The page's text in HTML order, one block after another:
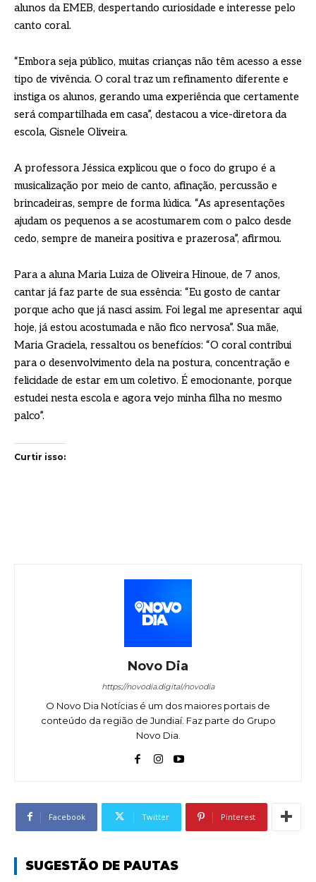
alunos da EMEB, despertando curiosidade e interesse pelo
canto coral.
“Embora seja público, muitas crianças não têm acesso a esse
tipo de vivência. O coral traz um refinamento diferente e
instiga os alunos, gerando uma experiência que certamente
será compartilhada em casa”, destacou a vice-diretora da
escola, Gisnele Oliveira.
A professora Jéssica explicou que o foco do grupo é a
musicalização por meio de canto, afinação, percussão e
brincadeiras, sempre de forma lúdica. “As apresentações
ajudam os pequenos a se acostumarem com o palco desde
cedo, sempre de maneira positiva e prazerosa”, afirmou.
Para a aluna Maria Luiza de Oliveira Hinoue, de 7 anos,
cantar já faz parte de sua essência: “Eu gosto de cantar
porque acho que já nasci assim. Foi legal me apresentar aqui
hoje, já estou acostumada e não fico nervosa”. Sua mãe,
Maria Graciela, ressaltou os benefícios: “O coral contribui
para o desenvolvimento dela na postura, concentração e
felicidade de estar em um coletivo. É emocionante, porque
estudei nesta escola e agora vejo minha filha no mesmo
palco”.
Curtir isso:
Novo Dia
https://novodia.digital/novodia
O Novo Dia Notícias é um dos maiores portais de
conteúdo da região de Jundiaí. Faz parte do Grupo
Novo Dia.
Facebook Twitter Pinterest
SUGESTÃO DE PAUTAS